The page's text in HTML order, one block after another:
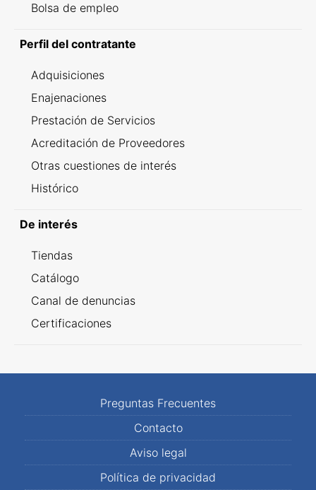
Bolsa de empleo
Perfil del contratante
Adquisiciones
Enajenaciones
Prestación de Servicios
Acreditación de Proveedores
Otras cuestiones de interés
Histórico
De interés
Tiendas
Catálogo
Canal de denuncias
Certificaciones
Preguntas Frecuentes
Contacto
Aviso legal
Política de privacidad